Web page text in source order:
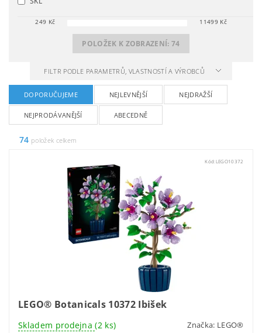
249 Kč 11499Kč
POLOŽEK K ZOBRAZENÍ:74
FILTR PODLE PARAMETRŮ, VLASTNOSTÍ A VÝROBCŮ
DOPORUČUJEME NEJLEVNĚJŠÍ NEJDRAŽŠÍ
NEJPRODÁVANĚJŠÍ ABECEDNĚ
74 položek celkem
Kód: LEGO10372
LEGO® Botanicals 10372 Ibišek
Skladem prodejna(2 ks) Značka: LEGO®